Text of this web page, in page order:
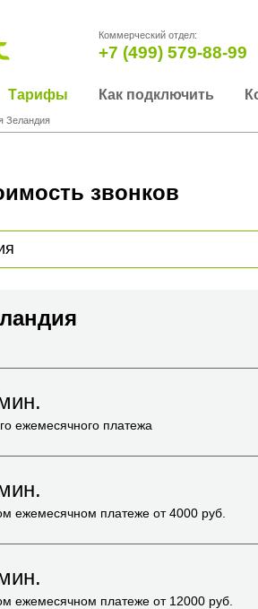
Коммерческий отдел:
+7 (499) 579-88-99
Тарифы Как подключить
Зеландия
звонков
ежемесячного платежа
ежемесячном платеже от4000 руб.
ежемесячном платеже от 12000 руб.